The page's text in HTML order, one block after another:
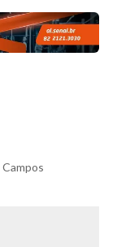
Campos